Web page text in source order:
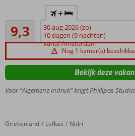
loopafstand
van het
levendige
centrum
Uitstekend
onderhouden
en schone
Vanaf het
zwembad
9,3Uitstekend
38
beoordelingen
+
30 aug 2026 (zo)
10 dagen (9 nachten)
vanaf Amsterdam
Nog 1 kamer(s)
Voor “Algemene indruk” krijgt Phillipos
Bekijk deze
Home
Griekenland Lefkas Nidri
Fly & Go Golden Sun Villas